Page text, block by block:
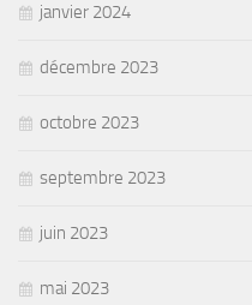
janvier 2024
décembre 2023
octobre 2023
septembre 2023
juin 2023
mai 2023